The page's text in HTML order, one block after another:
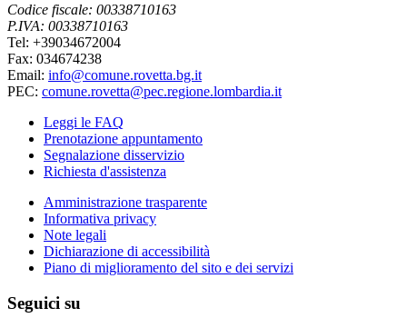
Codice fiscale: 00338710163
P.IVA: 00338710163
Tel: +39034672004
Fax: 034674238
Email: info@comune.rovetta.bg.it
PEC: comune.rovetta@pec.regione.lombardia.it
Leggi le FAQ
Prenotazione appuntamento
Segnalazione disservizio
Richiesta d'assistenza
Amministrazione trasparente
Informativa privacy
Note legali
Dichiarazione di accessibilità
Piano di miglioramento del sito e dei servizi
Seguici su